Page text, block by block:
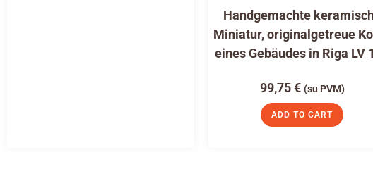
Handgemachte
Miniatur, originalgetreue
eines Gebäudes in Riga LV
99,75€ (su PVM)
ADD TO CART